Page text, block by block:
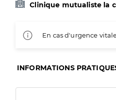
Clinique mutualiste la
En cas d'urgence
INFORMATIONS